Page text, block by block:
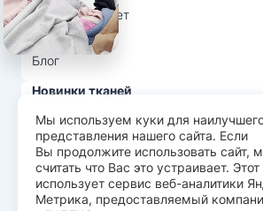
Личный кабинет
Ткани оптом
Блог
Новинки тканей
Распродажа тканей
Лидеры продаж
© Арт Текс — продажа тканей оптом, 2026
Мы используем куки для
представления нашего сайта. Если
Вы продолжите использовать сайт,
считать что Вас это устраивает. Этот
использует сервис веб-аналитики
Метрика, предоставляемый